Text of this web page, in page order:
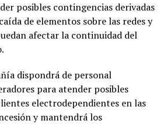
posibles contingencias derivadas
de elementos sobre las redes y
afectar la continuidad del
dispondrá de personal
para atender posibles
electrodependientes en las
y mantendrá los